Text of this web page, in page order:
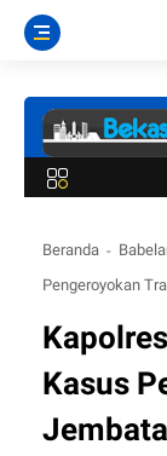
Beranda
Pengeroyokan
Kasus